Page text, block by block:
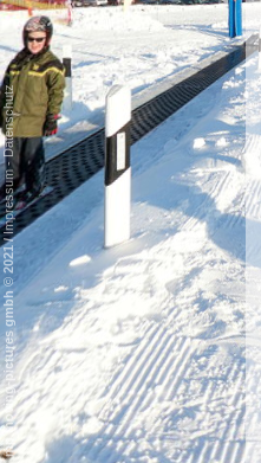
mp moving-pictures gmbh © 2021
/
Impressum
-
Datenschutz